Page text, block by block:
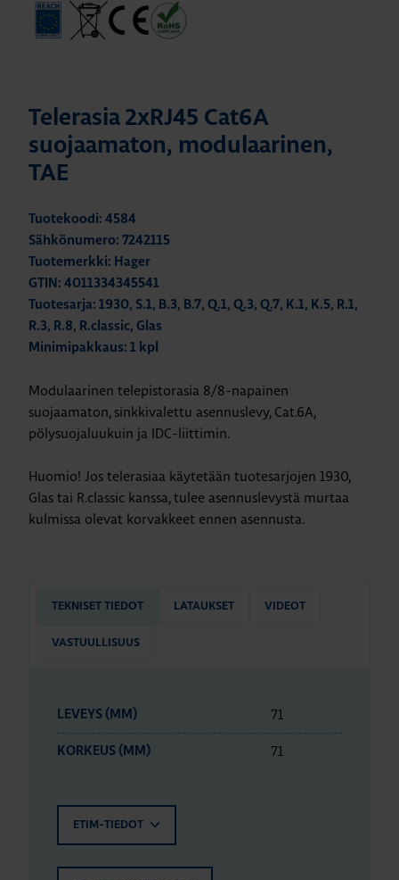
Telerasia 2xRJ45 Cat6A
suojaamaton, modulaarinen,
TAE
Tuotekoodi: 4584
Sähkönumero: 7242115
Tuotemerkki: Hager
GTIN: 4011334345541
Tuotesarja: 1930, S.1, B.3, B.7, Q.1, Q.3, Q.7, K.1, K.5, R.1,
R.3, R.8, R.classic, Glas
Minimipakkaus: 1 kpl
Modulaarinen telepistorasia 8/8-napainen
suojaamaton, sinkkivalettu asennuslevy, Cat.6A,
pölysuojaluukuin ja IDC-liittimin.
Huomio! Jos telerasiaa käytetään tuotesarjojen 1930,
Glas tai R.classic kanssa, tulee asennuslevystä murtaa
kulmissa olevat korvakkeet ennen asennusta.
TEKNISET TIEDOT LATAUKSET VIDEOT
VASTUULLISUUS
LEVEYS (MM) 71
KORKEUS (MM) 71
ETIM-TIEDOT